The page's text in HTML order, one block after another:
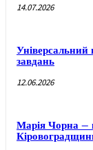
14.07.2026
Універсальний
завдань
12.06.2026
Марія Чорна –